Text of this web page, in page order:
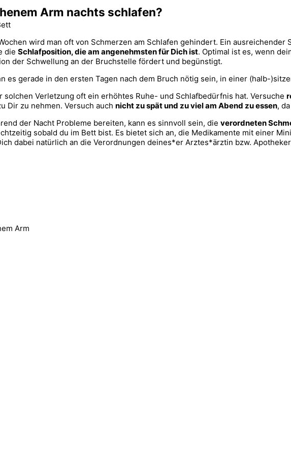
Arm nachts schlafen?​
wird man oft von Schmerzen am Schlafen gehindert. Ein
die Schlafposition, die am angenehmsten für Dich ist. Optimal ist es, wenn
der Schwellung an der Bruchstelle fördert und begünstigt.
es gerade in den ersten Tagen nach dem Bruch nötig sein, in einer (halb-
solchen Verletzung oft ein erhöhtes Ruhe- und Schlafbedürfnis hat. Versuche
Dir zu nehmen. Versuch auch nicht zu spät und zu viel am Abend zu essen,
der Nacht Probleme bereiten, kann es sinnvoll sein, die verordneten
sobald du im Bett bist. Es bietet sich an, die Medikamente mit einer
dabei natürlich an die Verordnungen deines*er Arztes*ärztin bzw.